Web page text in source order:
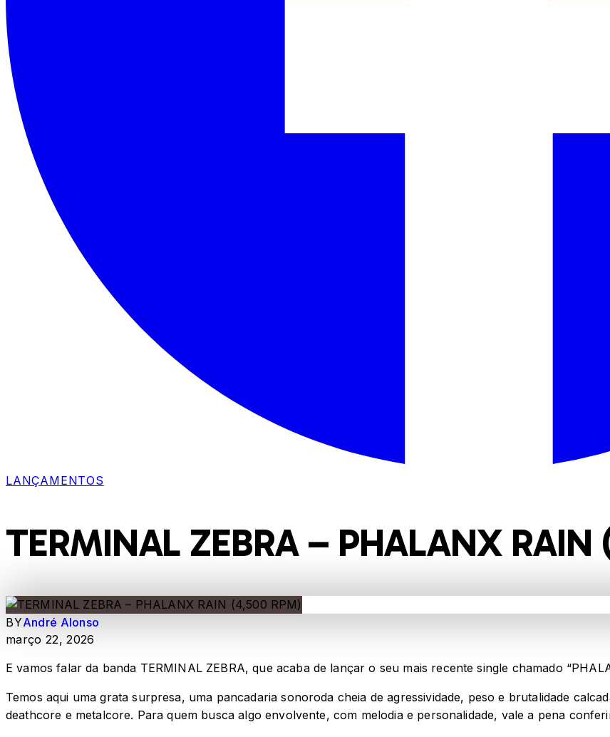
LANÇAMENTOS
TERMINAL ZEBRA – PHALANX
BYAndré Alonso
março 22, 2026
E vamos falar da banda TERMINAL ZEBRA, que acaba de lançar o seu mais recente single chamado
Temos aqui uma grata surpresa, uma pancadaria sonoroda cheia de agressividade, peso e brutalidade
deathcore e metalcore. Para quem busca algo envolvente, com melodia e personalidade, vale a pena